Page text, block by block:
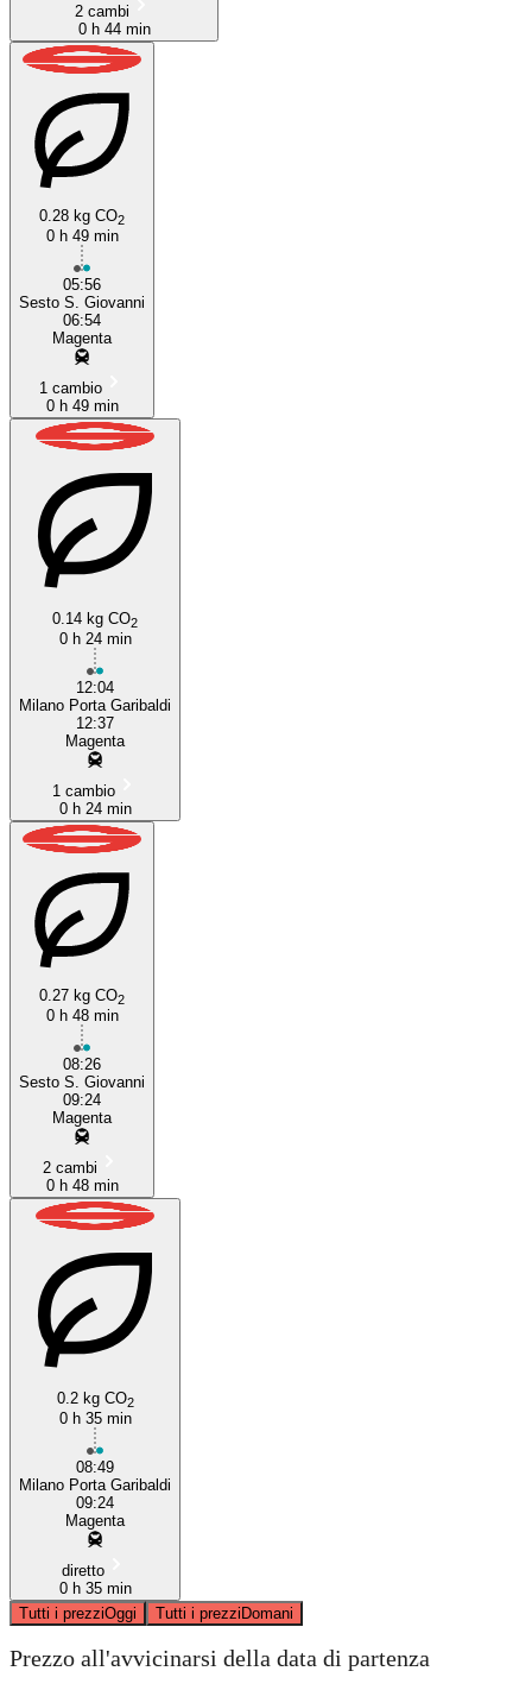
2 cambi
0 h 44 min
0.28 kg CO2
0 h 49 min
05:56
Sesto S. Giovanni
06:54
Magenta
1 cambio
0 h 49 min
0.14 kg CO2
0 h 24 min
12:04
Milano Porta Garibaldi
12:37
Magenta
1 cambio
0 h 24 min
0.27 kg CO2
0 h 48 min
08:26
Sesto S. Giovanni
09:24
Magenta
2 cambi
0 h 48 min
0.2 kg CO2
0 h 35 min
08:49
Milano Porta Garibaldi
09:24
Magenta
diretto
0 h 35 min
Tutti i prezziOggi Tutti i prezziDomani
Prezzo all'avvicinarsi della data di partenza